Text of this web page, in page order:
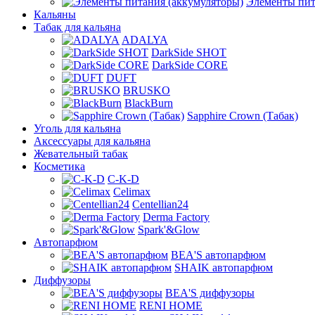
Кальяны
Табак для кальяна
ADALYA
DarkSide SHOT
DarkSide CORE
DUFT
BRUSKO
BlackBurn
Sapphire Crown (Табак)
Уголь для кальяна
Аксессуары для кальяна
Жевательный табак
Косметика
C-K-D
Celimax
Centellian24
Derma Factory
Spark'&Glow
Автопарфюм
BEA'S автопарфюм
SHAIK автопарфюм
Диффузоры
BEA'S диффузоры
RENI HOME